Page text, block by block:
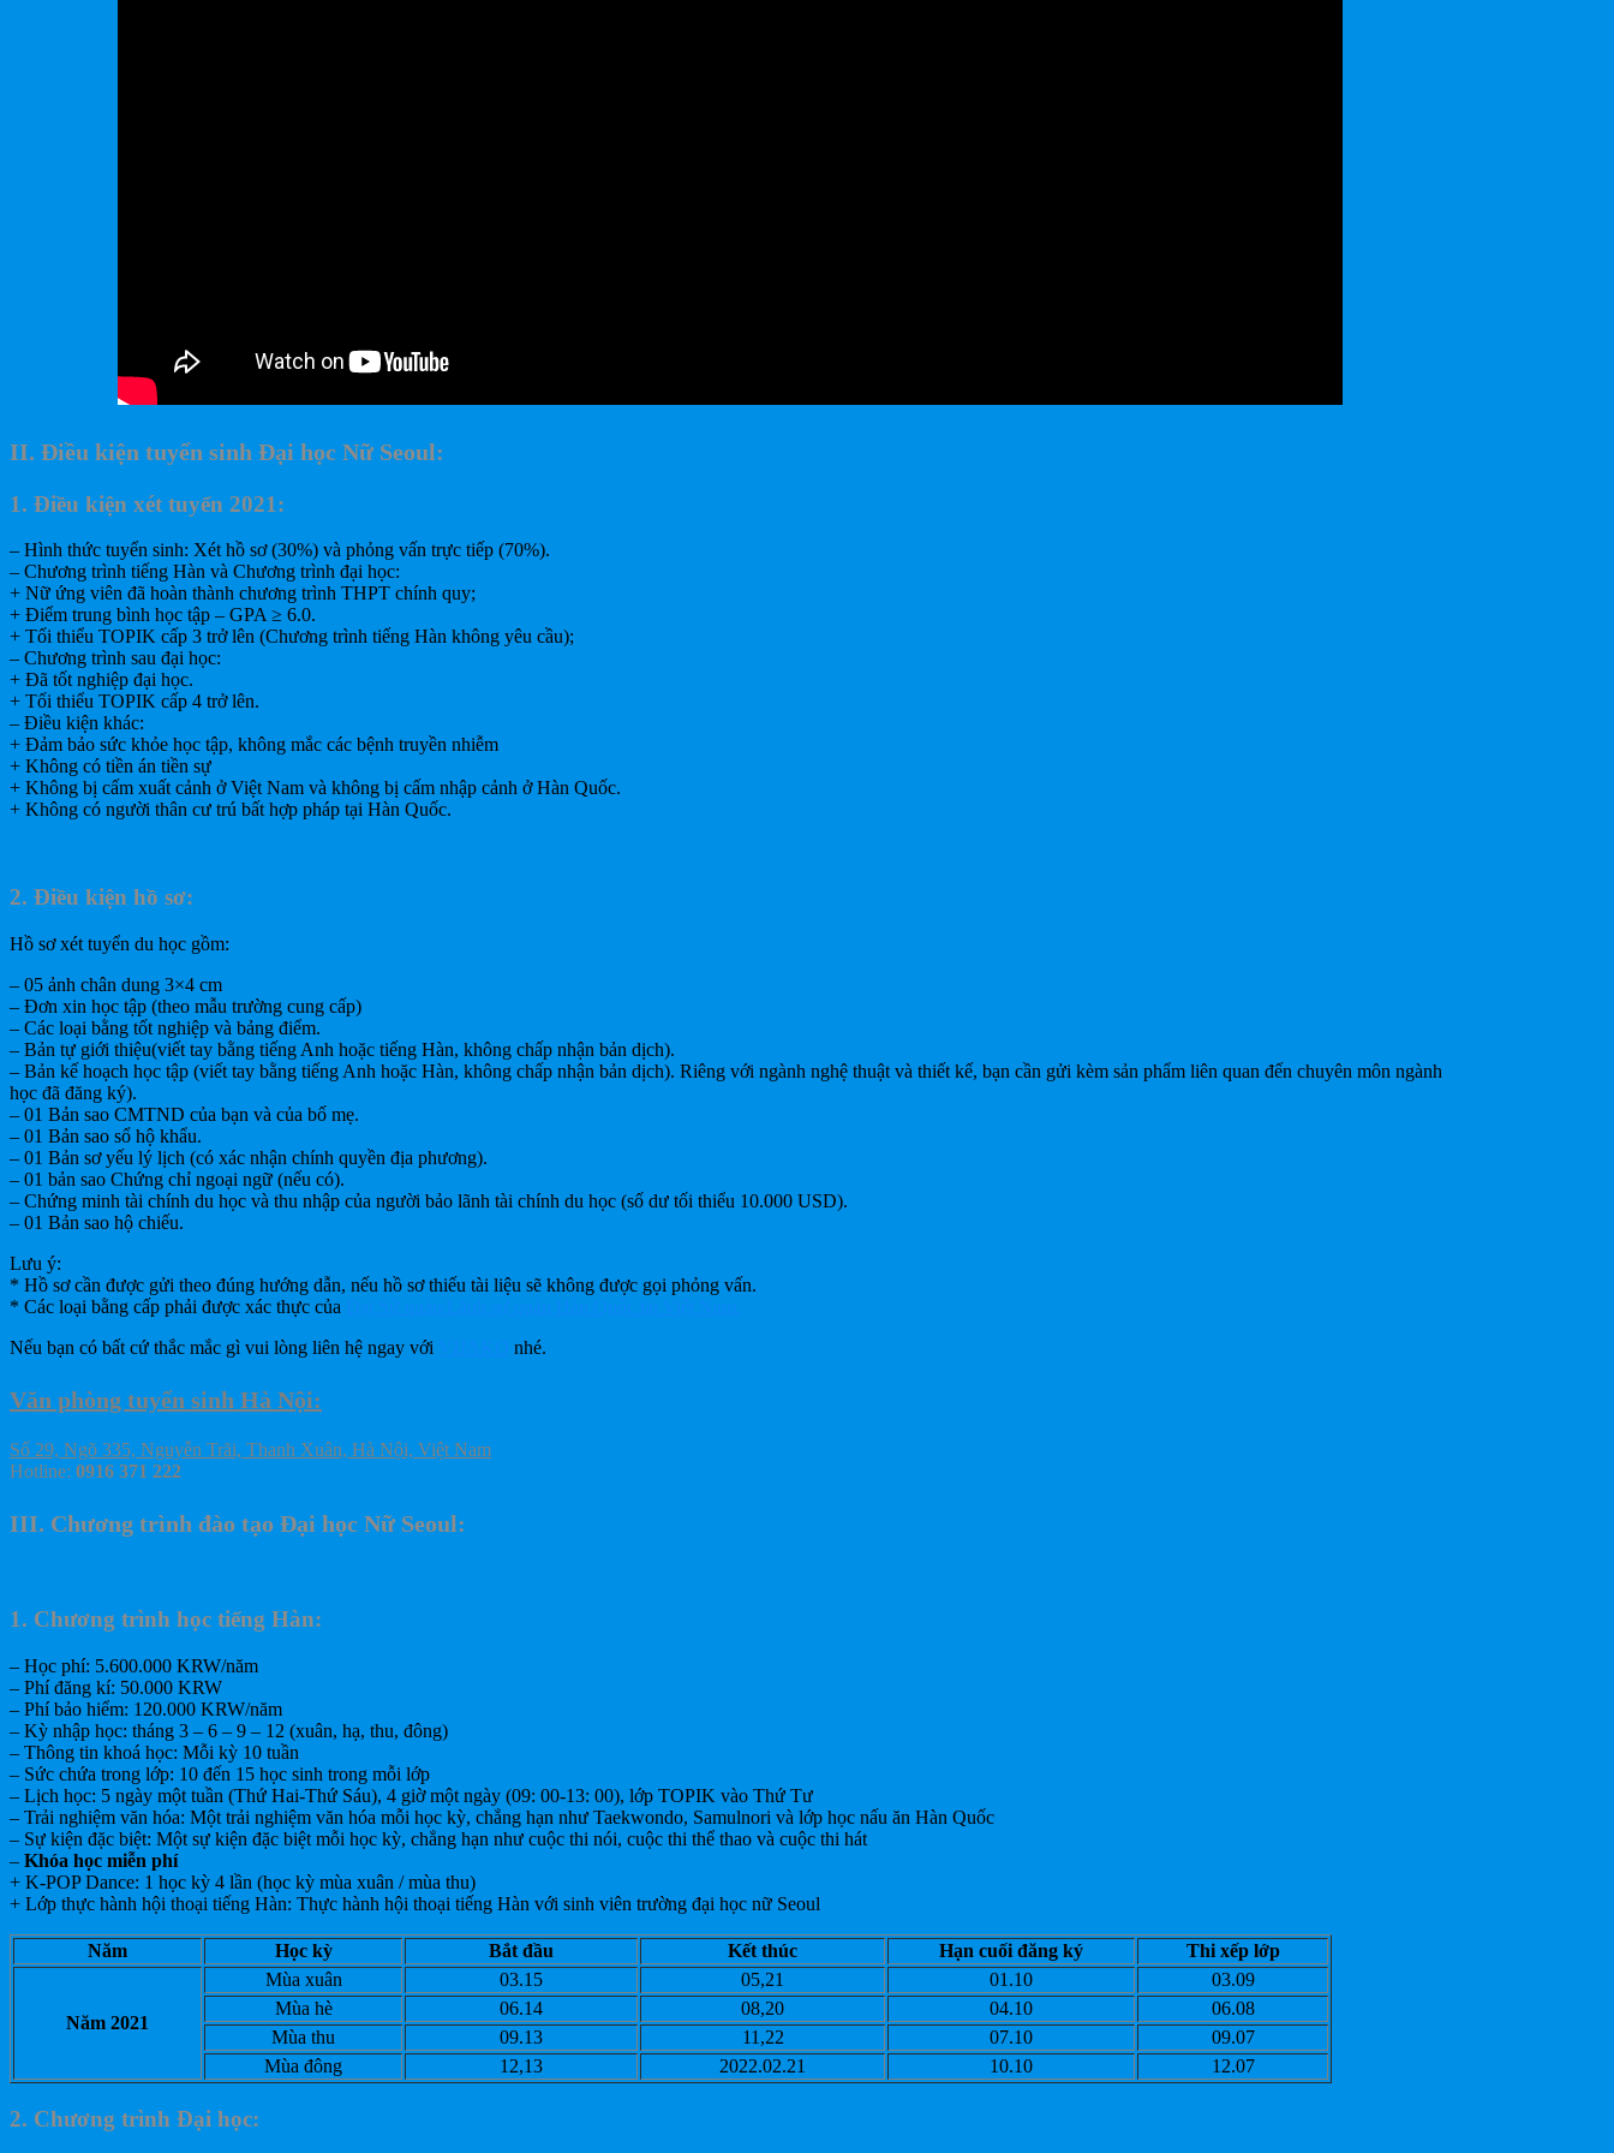
II. Điều kiện tuyển sinh Đại học Nữ Seoul:
1. Điều kiện xét tuyển 2021:
– Hình thức tuyển sinh: Xét hồ sơ (30%) và phỏng vấn trực tiếp (70%).
– Chương trình tiếng Hàn và Chương trình đại học:
+ Nữ ứng viên đã hoàn thành chương trình THPT chính quy;
+ Điểm trung bình học tập – GPA ≥ 6.0.
+ Tối thiểu TOPIK cấp 3 trở lên (Chương trình tiếng Hàn không yêu cầu);
– Chương trình sau đại học:
+ Đã tốt nghiệp đại học.
+ Tối thiểu TOPIK cấp 4 trở lên.
– Điều kiện khác:
+ Đảm bảo sức khỏe học tập, không mắc các bệnh truyền nhiễm
+ Không có tiền án tiền sự
+ Không bị cấm xuất cảnh ở Việt Nam và không bị cấm nhập cảnh ở Hàn Quốc.
+ Không có người thân cư trú bất hợp pháp tại Hàn Quốc.
2. Điều kiện hồ sơ:
Hồ sơ xét tuyển du học gồm:
– 05 ảnh chân dung 3×4 cm
– Đơn xin học tập (theo mẫu trường cung cấp)
– Các loại bằng tốt nghiệp và bảng điểm.
– Bản tự giới thiệu(viết tay bằng tiếng Anh hoặc tiếng Hàn, không chấp nhận bản dịch).
– Bản kế hoạch học tập (viết tay bằng tiếng Anh hoặc Hàn, không chấp nhận bản dịch). Riêng với ngành nghệ thuật và thiết kế, bạn cần gửi kèm sản phẩm liên quan đến chuyên môn ngành
học đã đăng ký).
– 01 Bản sao CMTND của bạn và của bố mẹ.
– 01 Bản sao sổ hộ khẩu.
– 01 Bản sơ yếu lý lịch (có xác nhận chính quyền địa phương).
– 01 bản sao Chứng chỉ ngoại ngữ (nếu có).
– Chứng minh tài chính du học và thu nhập của người bảo lãnh tài chính du học (số dư tối thiểu 10.000 USD).
– 01 Bản sao hộ chiếu.
Lưu ý:
* Hồ sơ cần được gửi theo đúng hướng dẫn, nếu hồ sơ thiếu tài liệu sẽ không được gọi phỏng vấn.
* Các loại bằng cấp phải được xác thực của
Nếu bạn có bất cứ thắc mắc gì vui lòng liên hệ ngay với
nhé.
Văn phòng tuyển sinh Hà Nội:
Số 29, Ngõ 335, Nguyễn Trãi, Thanh Xuân, Hà Nội, Việt Nam
Hotline: 0916 371 222
III. Chương trình đào tạo Đại học Nữ Seoul:
1. Chương trình học tiếng Hàn:
– Học phí: 5.600.000 KRW/năm
– Phí đăng kí: 50.000 KRW
– Phí bảo hiểm: 120.000 KRW/năm
– Kỳ nhập học: tháng 3 – 6 – 9 – 12 (xuân, hạ, thu, đông)
– Thông tin khoá học: Mỗi kỳ 10 tuần
– Sức chứa trong lớp: 10 đến 15 học sinh trong mỗi lớp
– Lịch học: 5 ngày một tuần (Thứ Hai-Thứ Sáu), 4 giờ một ngày (09: 00-13: 00), lớp TOPIK vào Thứ Tư
– Trải nghiệm văn hóa: Một trải nghiệm văn hóa mỗi học kỳ, chẳng hạn như Taekwondo, Samulnori và lớp học nấu ăn Hàn Quốc
– Sự kiện đặc biệt: Một sự kiện đặc biệt mỗi học kỳ, chẳng hạn như cuộc thi nói, cuộc thi thể thao và cuộc thi hát
– Khóa học miễn phí
+ K-POP Dance: 1 học kỳ 4 lần (học kỳ mùa xuân / mùa thu)
+ Lớp thực hành hội thoại tiếng Hàn: Thực hành hội thoại tiếng Hàn với sinh viên trường đại học nữ Seoul
Năm Học kỳ Bắt đầu Kết thúc Hạn cuối đăng ký Thi xếp lớp
Năm 2021
Mùa xuân 03.15 05,21 01.10
03.09
Mùa hè
06.14 08,20 04.10
06.08
Mùa thu
09.13 11,22 07.10
09.07
Mùa đông
12,13 2022.02.21 10.10 12.07
2. Chương trình Đại học: